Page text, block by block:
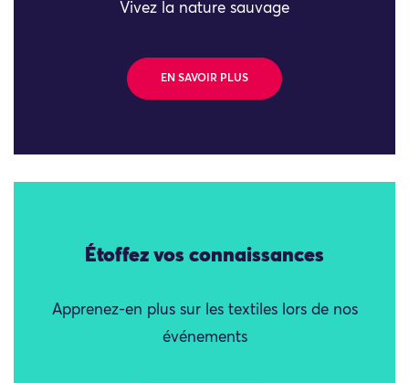
Vivez la nature sauvage
EN SAVOIR PLUS
Étoffez vos connaissances
Apprenez-en plus sur les textiles lors de nos
événements